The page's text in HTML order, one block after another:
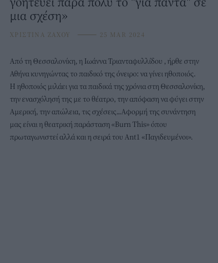
μια σχέση»
ΧΡΙΣΤΙΝΑ ΖΑΧΟΥ ⸻ 25 MAR 2024
Από τη Θεσσαλονίκη, η Ιωάννα Τριανταφυλλίδου , ήρθε στην
Αθήνα κυνηγώντας το παιδικό της όνειρο: να γίνει ηθοποιός.
Η ηθοποιός μιλάει για τα παιδικά της χρόνια στη Θεσσαλονίκη,
την ενασχόλησή της με το θέατρο, την απόφαση να φύγει στην
Αμερική, την απώλεια, τις σχέσεις...Αφορμή της συνάντηση
μας είναι η θεατρική παράσταση «Burn This» όπου
πρωταγωνιστεί αλλά και η σειρά του Ant1 «Παγιδευμένοι».